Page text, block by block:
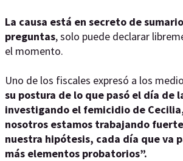
La causa está en secreto de
preguntas, solo puede declarar
el momento.
Uno de los fiscales expresó a los
su postura de lo que pasó el día de
investigando el femicidio de
nosotros estamos trabajando
nuestra hipótesis, cada día que va
más elementos probatorios”.